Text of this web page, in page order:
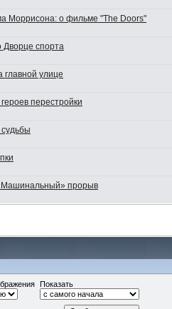
Моррисона: о фильме "The Doors"
спорта
главной улице
перестройки
судьбы
прорыв
Показать